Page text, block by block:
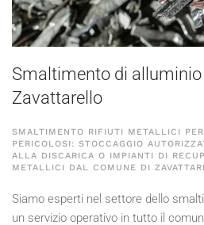
Smaltimento di alluminio
Zavattarello
SMALTIMENTO RIFIUTI METALLICI
PERICOLOSI: STOCCAGGIO
ALLA DISCARICA O IMPIANTI DI
METALLICI DAL COMUNE DI
Siamo esperti nel settore dello
un servizio operativo in tutto il